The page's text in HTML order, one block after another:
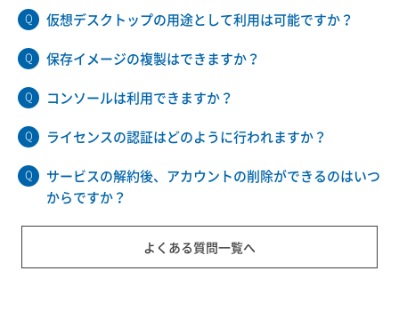
仮想デスクトップの用途として利用は可能ですか？
保存イメージの複製はできますか？
コンソールは利用できますか？
ライセンスの認証はどのように行われますか？
サービスの解約後、アカウントの削除ができるのはいつ
からですか？
よくある質問一覧へ